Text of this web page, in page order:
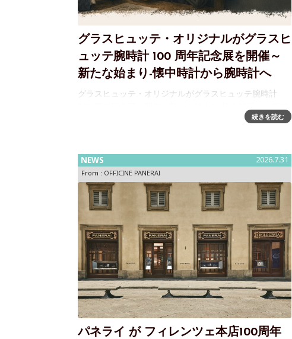
グラスヒュッテ・オリジナルがグラスヒ
ュッテ腕時計 100 周年記念展を開催～
新たな始まり-懐中時計から腕時計へ
グラスヒュッテ・オリジナルがグラスヒュッテ腕時計
計へ昨年グラスヒュッテ時計製造技術180周年を迎えたグ
続きを読む
NEWS 2026.7.31
From : OFFICINE PANERAI
パネライ が フィレンツェ本店100周年